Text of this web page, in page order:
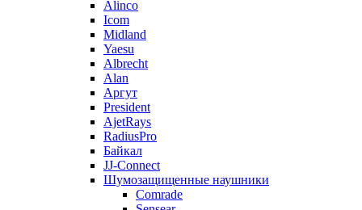
Alinco
Icom
Midland
Yaesu
Albrecht
Alan
Аргут
President
AjetRays
RadiusPro
Байкал
JJ-Connect
Шумозащищенные наушники
Comrade